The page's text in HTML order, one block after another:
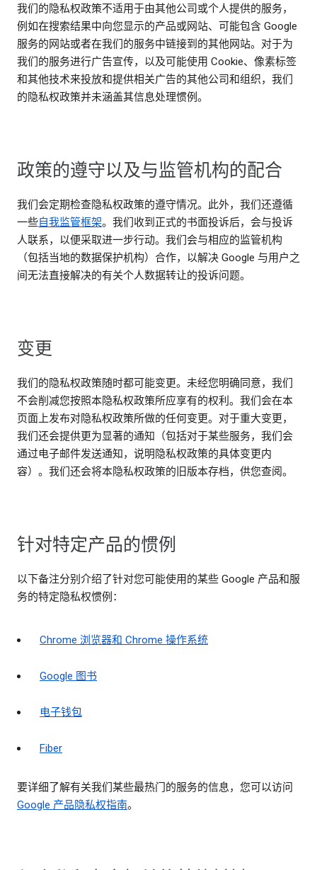
我们的隐私权政策不适用于由其他公司或个人提供的服务，
例如在搜索结果中向您显示的产品或网站、可能包含 Google
服务的网站或者在我们的服务中链接到的其他网站。对于为
我们的服务进行广告宣传，以及可能使用 Cookie、像素标签
和其他技术来投放和提供相关广告的其他公司和组织，我们
的隐私权政策并未涵盖其信息处理惯例。
政策的遵守以及与监管机构的配合
我们会定期检查隐私权政策的遵守情况。此外，我们还遵循
一些自我监管框架。我们收到正式的书面投诉后，会与投诉
人联系，以便采取进一步行动。我们会与相应的监管机构
（包括当地的数据保护机构）合作，以解决 Google 与用户之
间无法直接解决的有关个人数据转让的投诉问题。
变更
我们的隐私权政策随时都可能变更。未经您明确同意，我们
不会削减您按照本隐私权政策所应享有的权利。我们会在本
页面上发布对隐私权政策所做的任何变更。对于重大变更，
我们还会提供更为显著的通知（包括对于某些服务，我们会
通过电子邮件发送通知，说明隐私权政策的具体变更内
容）。我们还会将本隐私权政策的旧版本存档，供您查阅。
针对特定产品的惯例
以下备注分别介绍了针对您可能使用的某些 Google 产品和服
务的特定隐私权惯例：
Chrome 浏览器和 Chrome 操作系统
Google 图书
电子钱包
Fiber
要详细了解有关我们某些最热门的服务的信息，您可以访问
Google 产品隐私权指南。